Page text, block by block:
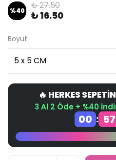
%40 ₺ 27.50
₺ 16.50
Boyut
🔥 HERKES
3 Al 2 Öde + %40
00 : 57